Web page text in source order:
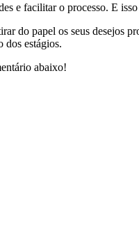
e facilitar o processo. E
do papel os seus desejos
dos estágios.
abaixo!